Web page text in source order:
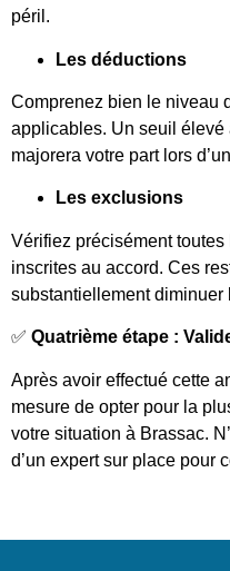
péril.
Les déductions
Comprenez bien le niveau
applicables. Un seuil
majorera votre part lors
Les exclusions
Vérifiez précisément
inscrites au accord. Ces
substantiellement diminuer
✅ Quatrième étape :
Après avoir effectué cette
mesure de opter pour la
votre situation à Brassac.
d’un expert sur place pour